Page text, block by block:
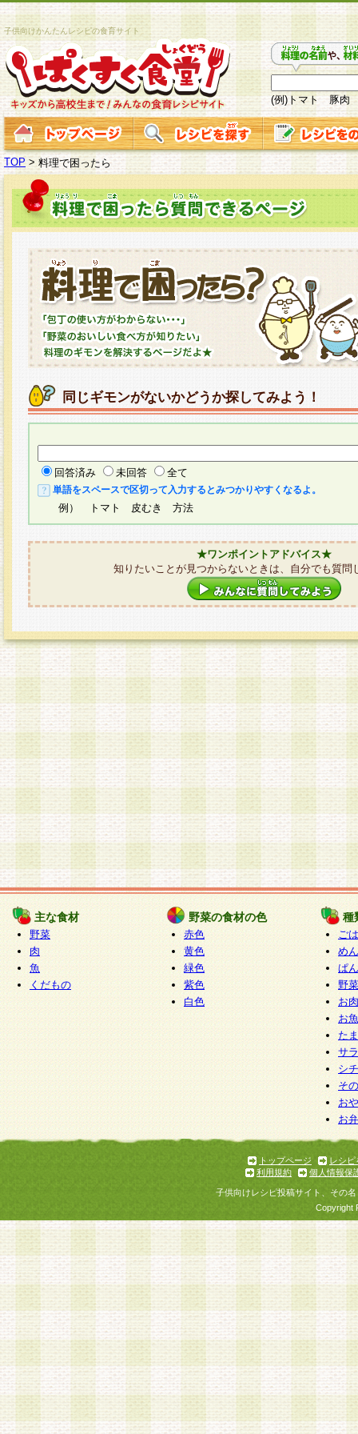
子供向けかんたんレシピの食育サイト
(例)トマト 豚肉
TOP >料理で困ったら
同じギモンがないかどうか探してみよう！
回答済み 未回答 全て
単語をスペースで区切って入力するとみつかりやすくなるよ。
例） トマト 皮むき 方法
★ワンポイントアドバイス★
知りたいことが見つからないときは、自分でも質問
主な食材
野菜
肉
魚
くだもの
野菜の食材の色
赤色
黄色
緑色
紫色
白色
種
ご
めん
ぱん
野
お
お
た
サ
シ
そ
お
お
トップページ
レシピ
利用規約
個人情報保
子供向けレシピ投稿サイト、その
Copyright